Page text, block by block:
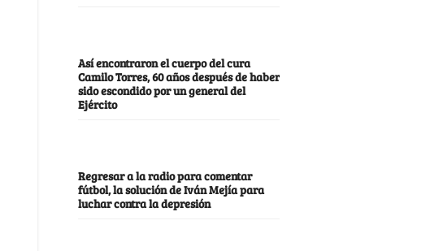
Así encontraron el cuerpo del cura
Camilo Torres, 60 años después de haber
sido escondido por un general del
Ejército
Regresar a la radio para comentar
fútbol, la solución de Iván Mejía para
luchar contra la depresión